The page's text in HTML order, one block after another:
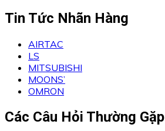
Tin Tức Nhãn Hàng
AIRTAC
LS
MITSUBISHI
MOONS’
OMRON
Các Câu Hỏi Thường Gặp